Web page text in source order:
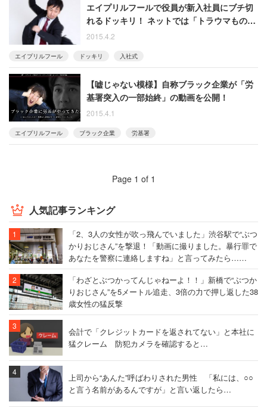
エイプリルフールで役員が新入社員にブチ切
れるドッキリ！ ネットでは「トラウマもの」
と物議
2015.4.2
エイプリルフール ドッキリ 入社式
【嘘じゃない模様】自称ブラック企業が「労
基署突入の一部始終」の動画を公開！
2015.4.1
エイプリルフール ブラック企業 労基署
Page 1 of 1
人気記事ランキング
「2、3人の女性が吹っ飛んでいました」渋谷駅で“ぶつ
かりおじさん”を撃退！「動画に撮りました。暴行罪で
あなたを警察に連絡しますね」と言ってみたら……
「わざとぶつかってんじゃねーよ！！」新橋で“ぶつか
りおじさん”を5メートル追走、3倍の力で押し返した38
歳女性の猛反撃
会計で「クレジットカードを返されてない」と本社に
猛クレーム 防犯カメラを確認すると…
上司から“あんた”呼ばわりされた男性 「私には、○○
と言う名前があるんですが」と言い返したら…